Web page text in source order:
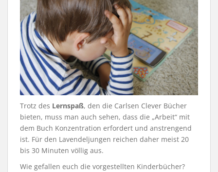
Trotz des Lernspaß, den die Carlsen Clever Bücher
bieten, muss man auch sehen, dass die „Arbeit“ mit
dem Buch Konzentration erfordert und anstrengend
ist. Für den Lavendeljungen reichen daher meist 20
bis 30 Minuten völlig aus.
Wie gefallen euch die vorgestellten Kinderbücher?